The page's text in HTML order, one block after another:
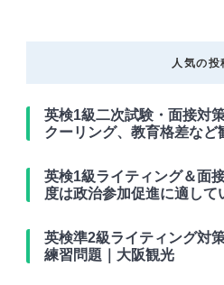
人気の投
英検1級二次試験・面接対
クーリング、教育格差など
英検1級ライティング＆面
度は政治参加促進に適して
英検準2級ライティング対
練習問題｜大阪観光